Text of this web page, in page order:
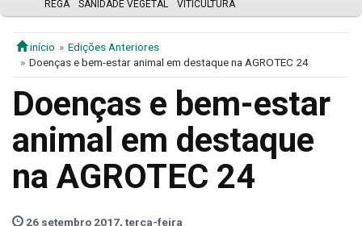
REGA
SANIDADE VEGETAL VITICULTURA
início
Edições Anteriores
Doenças e bem-estar animal em destaque na AGROTEC 24
Doenças e bem-estar
animal em destaque
na AGROTEC 24
26 setembro 2017, terça-feira